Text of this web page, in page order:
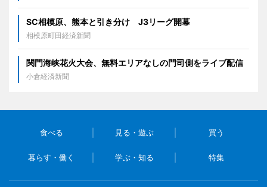
SC相模原、熊本と引き分け J3リーグ開幕
相模原町田経済新聞
関門海峡花火大会、無料エリアなしの門司側をライブ配信
小倉経済新聞
食べる 見る・遊ぶ 買う
暮らす・働く 学ぶ・知る 特集